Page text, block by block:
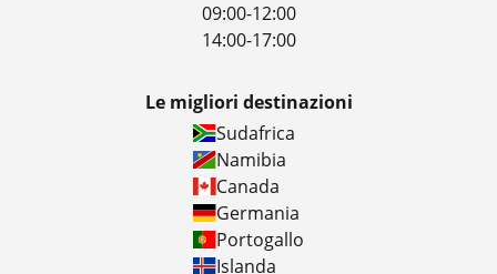
09:00-12:00
14:00-17:00
Le migliori destinazioni
Sudafrica
Namibia
Canada
Germania
Portogallo
Islanda